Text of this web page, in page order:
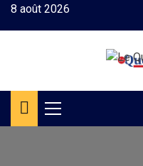
Skip8 août 2026
Primary
Menu